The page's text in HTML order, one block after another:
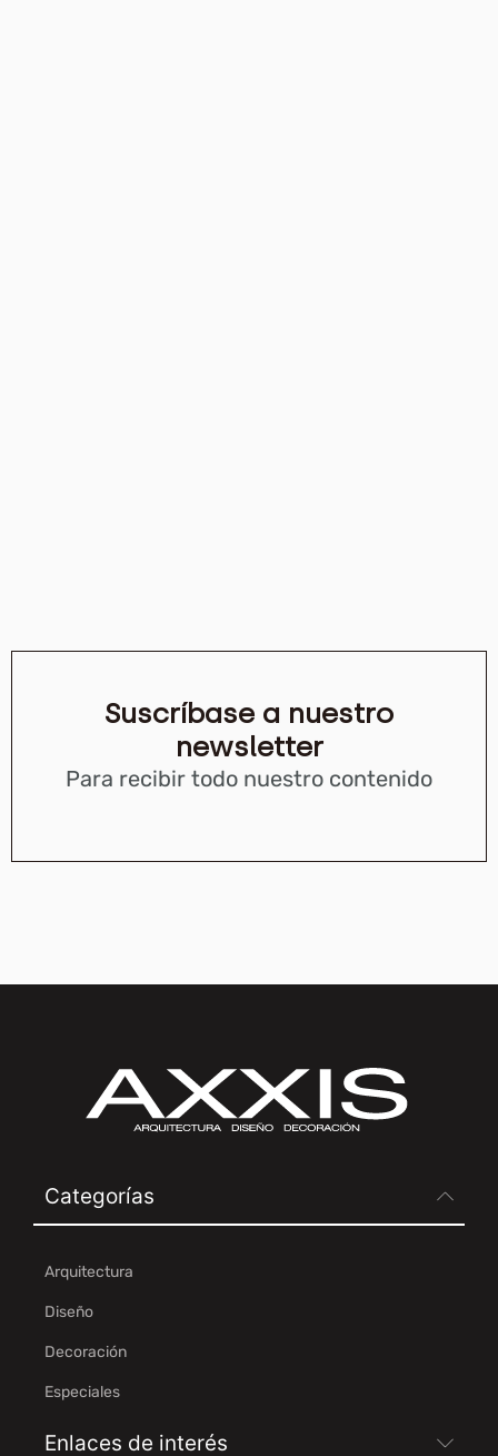
Suscríbase a nuestro
newsletter
Para recibir todo nuestro contenido
Categorías
Arquitectura
Diseño
Decoración
Especiales
Enlaces de interés